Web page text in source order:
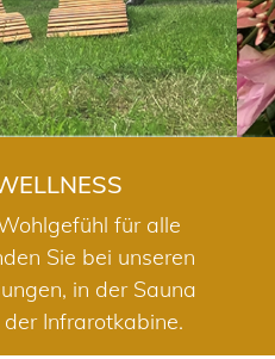
für alle
Sie bei unseren
in der Sauna
Infrarotkabine.